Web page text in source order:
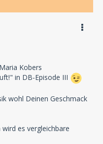
Kobers
in DB-Episode III
wohl Deinen Geschmack
es vergleichbare